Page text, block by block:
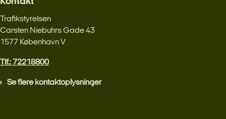
Trafikstyrelsen
Carsten Niebuhrs Gade 43
1577 København V
Tlf.: 72218800
Se flere kontaktoplysninger